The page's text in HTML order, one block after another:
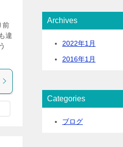
前
違
Archives
2022年1月
2016年1月
Categories
ブログ